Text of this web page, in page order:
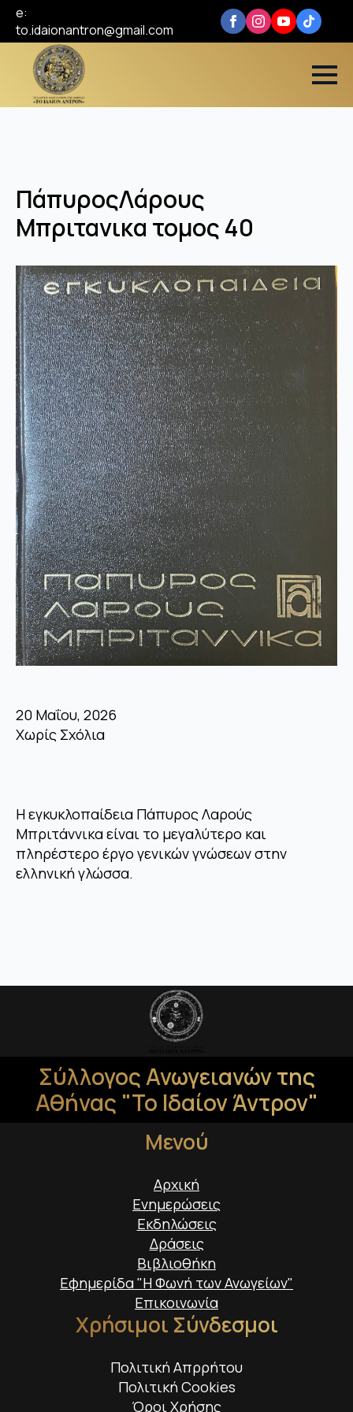
e:
to.idaionantron@gmail.com
ΠάπυροςΛάρους
Μπριτανικα τομος 40
20 Μαΐου, 2026
Χωρίς Σχόλια
Η εγκυκλοπαίδεια Πάπυρος Λαρούς
Μπριτάννικα είναι το μεγαλύτερο και
πληρέστερο έργο γενικών γνώσεων στην
ελληνική γλώσσα.
Σύλλογος Ανωγειανών της
Αθήνας "Το Ιδαίον Άντρον"
Μενού
Αρχική
Ενημερώσεις
Εκδηλώσεις
Δράσεις
Βιβλιοθήκη
Εφημερίδα "Η Φωνή των Ανωγείων"
Επικοινωνία
Χρήσιμοι Σύνδεσμοι
Πολιτική Απρρήτου
Πολιτική Cookies
Όροι Χρήσης